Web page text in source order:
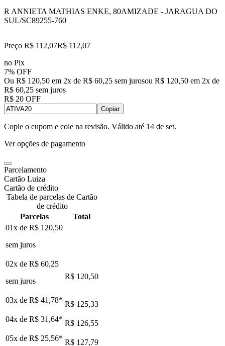
R ANNIETA MATHIAS ENKE, 80AMIZADE - JARAGUA DO
SUL/SC89255-760
Preço R$ 112,07R$ 112,07
no Pix
7% OFF
Ou R$ 120,50 em 2x de R$ 60,25 sem jurosou R$ 120,50 em 2x de
R$ 60,25 sem juros
R$ 20 OFF
Copiar
Copie o cupom e cole na revisão. Válido até 14 de set.
Ver opções de pagamento
Parcelamento
Cartão Luiza
Cartão de crédito
Tabela de parcelas de Cartão
de crédito
Parcelas
Total
01x de R$ 120,50
sem juros
02x de R$ 60,25
sem juros
R$ 120,50
03x de R$ 41,78* R$ 125,33
04x de R$ 31,64* R$ 126,55
05x de R$ 25,56* R$ 127,79